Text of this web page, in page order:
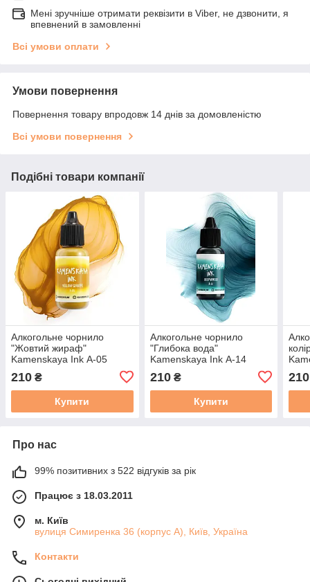
Мені зручніше отримати реквізити в Viber, не дзвонити, я
впевнений в замовленні
Всі умови оплати
Умови повернення
Повернення товару впродовж 14 днів за домовленістю
Всі умови повернення
Подібні товари компанії
Алкогольне чорнило
"Жовтий жираф"
Kamenskaya Ink А-05
професійні художні
210 ₴
Купити
Алкогольне чорнило
"Глибока вода"
Kamenskaya Ink А-14
професійні художні
210₴
Купити
210
Про нас
99% позитивних з 522 відгуків за рік
Працює з 18.03.2011
м. Київ
вулиця Симиренка 36 (корпус А), Київ, Україна
Контакти